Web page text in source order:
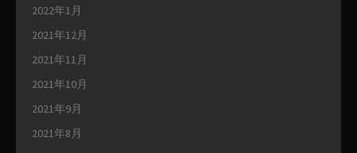
2022年1月
2021年12月
2021年11月
2021年10月
2021年9月
2021年8月